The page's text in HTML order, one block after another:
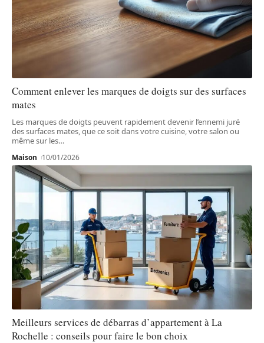
Comment enlever les marques de doigts sur des surfaces
mates
Les marques de doigts peuvent rapidement devenir l’ennemi juré
des surfaces mates, que ce soit dans votre cuisine, votre salon ou
même sur les…
Maison 10/01/2026
Meilleurs services de débarras d’appartement à La
Rochelle : conseils pour faire le bon choix